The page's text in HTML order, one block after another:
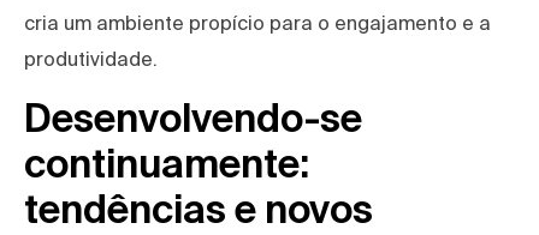
cria um ambiente propício para o engajamento e a
produtividade.
Desenvolvendo-se
continuamente:
tendências e novos